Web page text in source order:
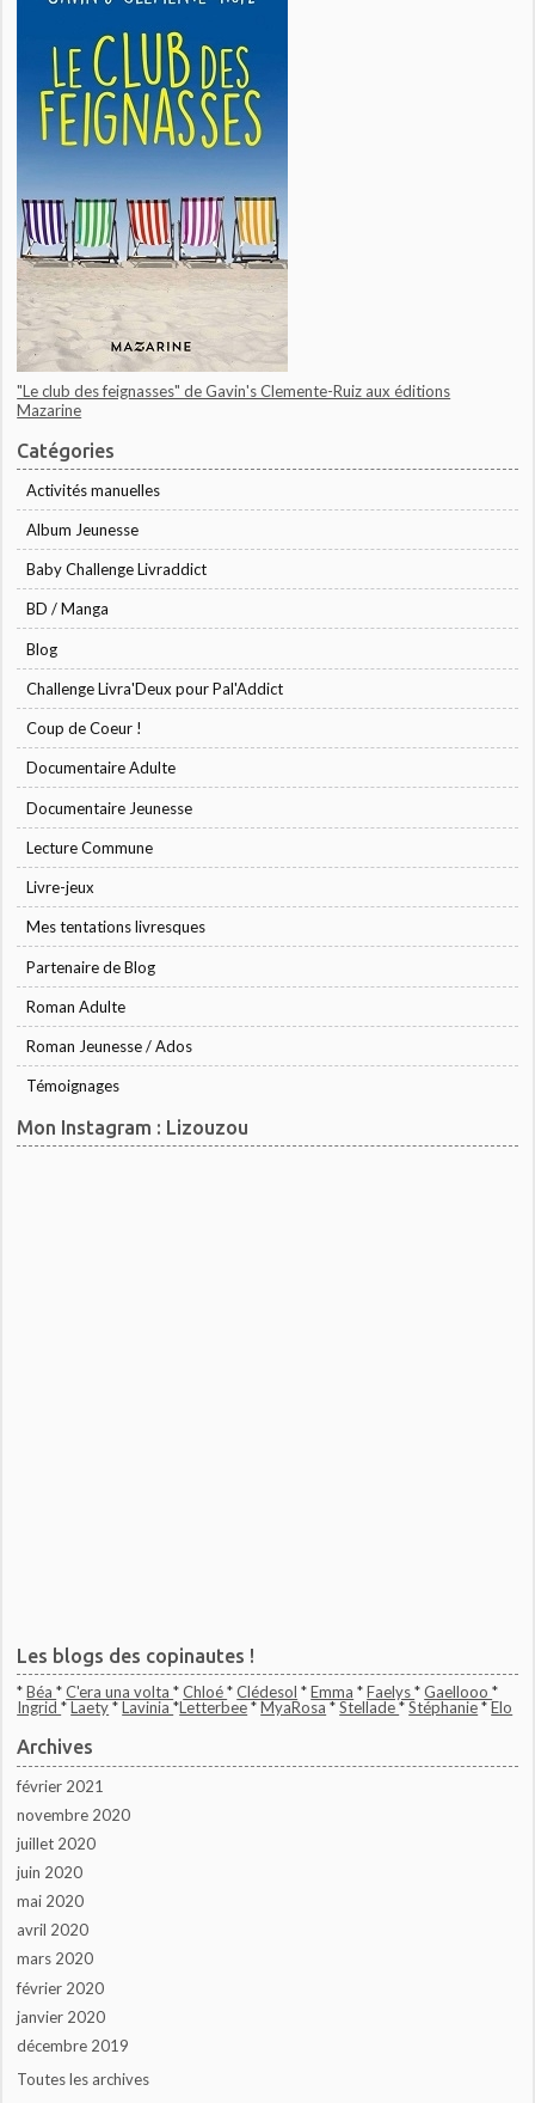
"Le club des feignasses" de Gavin's Clemente-Ruiz aux éditions
Mazarine
Catégories
Activités manuelles
Album Jeunesse
Baby Challenge Livraddict
BD / Manga
Blog
Challenge Livra'Deux pour Pal'Addict
Coup de Coeur !
Documentaire Adulte
Documentaire Jeunesse
Lecture Commune
Livre-jeux
Mes tentations livresques
Partenaire de Blog
Roman Adulte
Roman Jeunesse / Ados
Témoignages
Mon Instagram : Lizouzou
Les blogs des copinautes !
*Béa*C'era una volta*Chloé*Clédesol *Emma *Faelys*Gaellooo*
Ingrid*Laety*Lavinia*Letterbee*MyaRosa *Stellade*Stéphanie*Elo
Archives
février 2021
novembre 2020
juillet 2020
juin 2020
mai 2020
avril 2020
mars 2020
février 2020
janvier 2020
décembre 2019
Toutes les archives